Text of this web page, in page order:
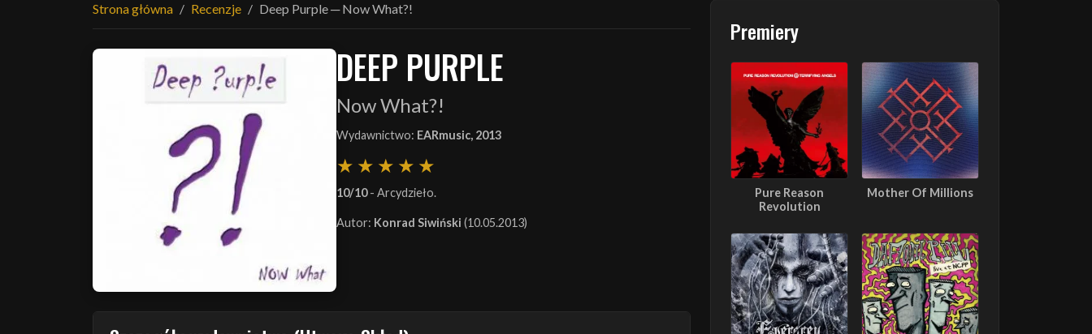
Strona główna Recenzje Deep Purple ─ Now What?!
DEEP PURPLE
Now What?!
Wydawnictwo: EARmusic, 2013
10/10- Arcydzieło.
Autor: Konrad Siwiński (10.05.2013)
Premiery
Pure Reason
Revolution
Mother Of Millions